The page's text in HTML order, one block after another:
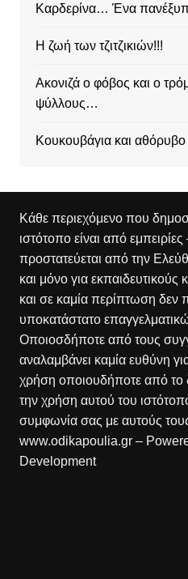
Καρδερίνα… Ένα
Η ζωή των τζιτζικιών!!!
Ακονιζά ο φόβος και ο
ψύλλους…
Κουκουβάγια και
Κάθε περιεχόμενο που
ιστότοπο είναι από
προστατεύεται από την
και μόνο για
και σε καμία περίπτωση δεν
υποκατάστατο
Οποιοσδήποτε από τους
αναλαμβάνει καμία ευθύνη
χρήση οποιουδήποτε από το
την χρήση αυτού του
συμφωνία σας με αυτούς
www.odikapoulia.gr –
Development